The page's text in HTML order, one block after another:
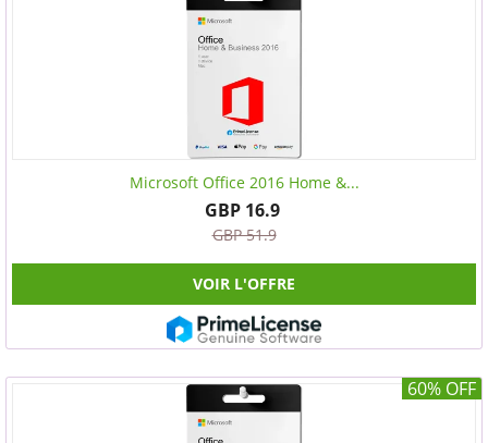
Microsoft Office 2016 Home &...
GBP 16.9
GBP 51.9
VOIR L'OFFRE
60% OFF